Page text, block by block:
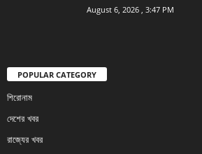
August 6, 2026 , 3:47 PM
POPULAR CATEGORY
শিরোনাম
দেশের খবর
রাজ্যের খবর